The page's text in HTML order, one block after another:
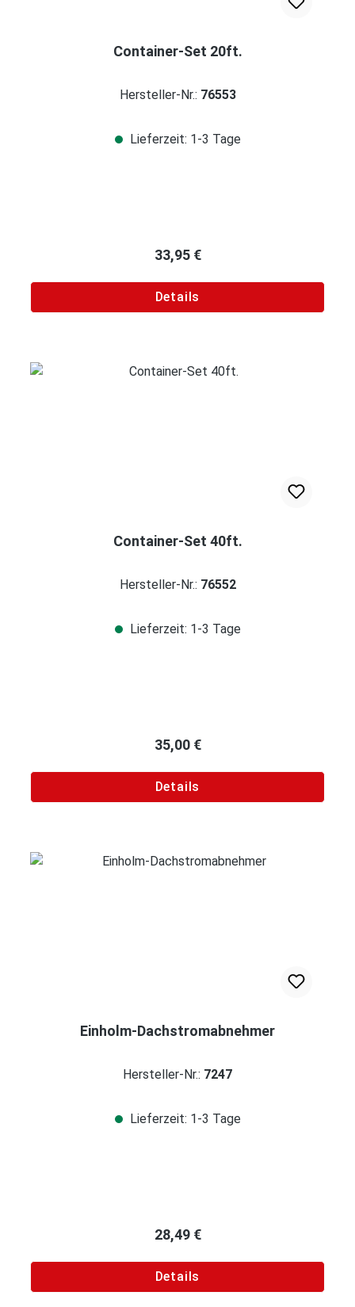
Container-Set 20ft.
Hersteller-Nr.: 76553
Lieferzeit: 1-3 Tage
Regulärer Preis:
33,95 €
Details
Container-Set 40ft.
Hersteller-Nr.: 76552
Lieferzeit: 1-3 Tage
Regulärer Preis:
35,00 €
Details
Einholm-Dachstromabnehmer
Hersteller-Nr.: 7247
Lieferzeit: 1-3 Tage
Regulärer Preis:
28,49 €
Details